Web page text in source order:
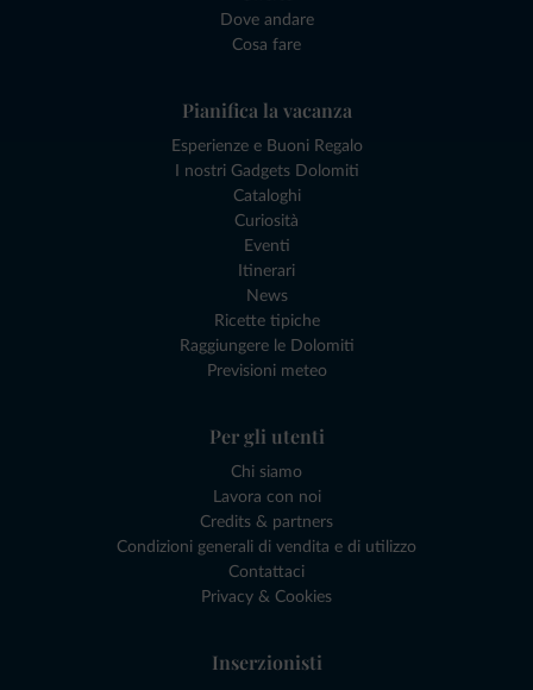
Dove andare
Cosa fare
Pianifica la vacanza
Esperienze e Buoni Regalo
I nostri Gadgets Dolomiti
Cataloghi
Curiosità
Eventi
Itinerari
News
Ricette tipiche
Raggiungere le Dolomiti
Previsioni meteo
Per gli utenti
Chi siamo
Lavora con noi
Credits & partners
Condizioni generali di vendita e di utilizzo
Contattaci
Privacy & Cookies
Inserzionisti